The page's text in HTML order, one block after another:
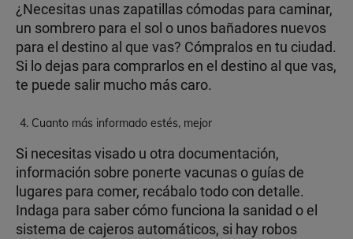
¿Necesitas unas zapatillas cómodas para caminar,
un sombrero para el sol o unos bañadores nuevos
para el destino al que vas? Cómpralos en tu ciudad.
Si lo dejas para comprarlos en el destino al que vas,
te puede salir mucho más caro.
Cuanto más informado estés, mejor
Si necesitas visado u otra documentación,
información sobre ponerte vacunas o guías de
lugares para comer, recábalo todo con detalle.
Indaga para saber cómo funciona la sanidad o el
sistema de cajeros automáticos, si hay robos